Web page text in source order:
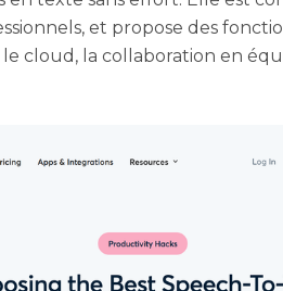
et propose des
cloud, la collaboration en